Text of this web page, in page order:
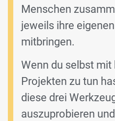
Menschen
jeweils ihre
mitbringen.
Wenn du selbst mit
Projekten zu tun
diese drei
auszuprobieren